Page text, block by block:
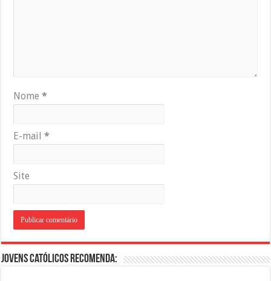
Nome*
E-mail*
Site
Jovens Católicos Recomenda: